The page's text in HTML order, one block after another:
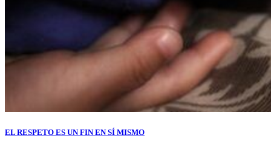
EL RESPETO ES UN FIN EN SÍ MISMO